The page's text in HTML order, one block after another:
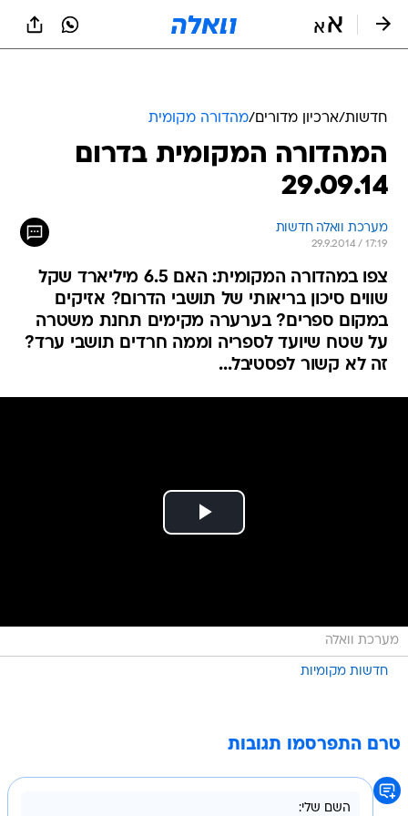
חדשות/ארכיון מדורים/מהדורה מקומית
המהדורה המקומית בדרום
29.09.14
מערכת וואלה חדשות
29.9.2014 / 17:19
צפו במהדורה המקומית: האם 6.5 מיליארד שקל
שווים סיכון בריאותי של תושבי הדרום? אזיקים
במקום ספרים? בערערה מקימים תחנת משטרה
על שטח שיועד לספריה וממה חרדים תושבי ערד?
זה לא קשור לפסטיבל...
מערכת וואלה
חדשות מקומיות
טרם התפרסמו תגובות